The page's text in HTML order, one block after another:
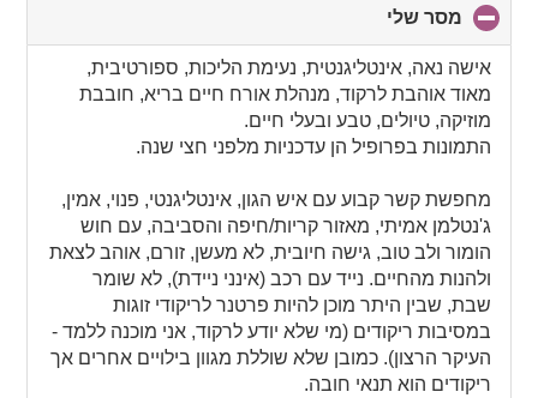
מסר שלי
to
collapse
contents
אישה נאה, אינטליגנטית, נעימת הליכות, ספורטיבית,
מאוד אוהבת לרקוד, מנהלת אורח חיים בריא, חובבת
מוזיקה, טיולים, טבע ובעלי חיים.
התמונות בפרופיל הן עדכניות מלפני חצי שנה.
מחפשת קשר קבוע עם איש הגון, אינטליגנטי, פנוי, אמין,
ג'נטלמן אמיתי, מאזור קריות/חיפה והסביבה, עם חוש
הומור ולב טוב, גישה חיובית, לא מעשן, זורם, אוהב לצאת
ולהנות מהחיים. נייד עם רכב (אינני ניידת), לא שומר
שבת, שבין היתר מוכן להיות פרטנר לריקודי זוגות
במסיבות ריקודים (מי שלא יודע לרקוד, אני מוכנה ללמד -
העיקר הרצון). כמובן שלא שוללת מגוון בילויים אחרים אך
ריקודים הוא תנאי חובה.